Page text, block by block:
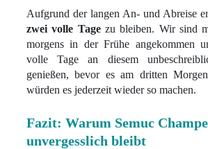
Aufgrund der langen An- und Abreise
zwei volle Tagezu bleiben. Wir sind
morgens in der Frühe angekommen
volle Tage an diesem
genießen, bevor es am dritten
würden es jederzeit wieder so machen.
Fazit: Warum Semuc
unvergesslich bleibt